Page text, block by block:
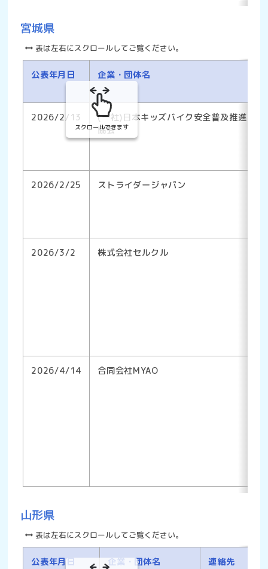
宮城県
表は左右にスクロールしてご覧ください。
公表年月日 企業・団体名
2026/2/13
(一社)日本キッズバイク安全普及推進
協会
2026/2/25 ストライダージャパン
2026/3/2 株式会社セルクル
2026/4/14 合同会社MYAO
スクロールできます
山形県
表は左右にスクロールしてご覧ください。
公表年月日 企業・団体名 連絡先